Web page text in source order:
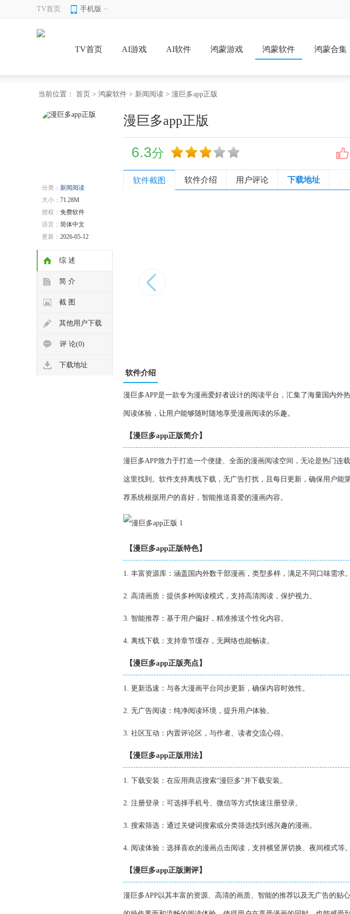
TV首页 手机版
TV首页 AI游戏 AI软件 鸿蒙游戏 鸿蒙软件 鸿蒙合集
当前位置： 首页 > 鸿蒙软件 > 新闻阅读 > 漫巨多app正版
分类： 新闻阅读
大小： 71.28M
授权： 免费软件
语言： 简体中文
更新： 2026-05-12
综 述
简 介
截 图
其他用户下载
评 论(0)
下载地址
漫巨多app正版
6.3分
软件截图 软件介绍 用户评论 下载地址
软件介绍
漫巨多APP是一款专为漫画爱好者设计的阅读平台，汇集了海量国内外
阅读体验，让用户能够随时随地享受漫画阅读的乐趣。
【漫巨多app正版简介】
漫巨多APP致力于打造一个便捷、全面的漫画阅读空间，无论是热门连
这里找到。软件支持离线下载，无广告打扰，且每日更新，确保用户能
荐系统根据用户的喜好，智能推送喜爱的漫画内容。
【漫巨多app正版特色】
1. 丰富资源库：涵盖国内外数千部漫画，类型多样，满足不同口味需求。
2. 高清画质：提供多种阅读模式，支持高清阅读，保护视力。
3. 智能推荐：基于用户偏好，精准推送个性化内容。
4. 离线下载：支持章节缓存，无网络也能畅读。
【漫巨多app正版亮点】
1. 更新迅速：与各大漫画平台同步更新，确保内容时效性。
2. 无广告阅读：纯净阅读环境，提升用户体验。
3. 社区互动：内置评论区，与作者、读者交流心得。
【漫巨多app正版用法】
1. 下载安装：在应用商店搜索“漫巨多”并下载安装。
2. 注册登录：可选择手机号、微信等方式快速注册登录。
3. 搜索筛选：通过关键词搜索或分类筛选找到感兴趣的漫画。
4. 阅读体验：选择喜欢的漫画点击阅读，支持横竖屏切换、夜间模式等。
【漫巨多app正版测评】
漫巨多APP以其丰富的资源、高清的画质、智能的推荐以及无广告的贴